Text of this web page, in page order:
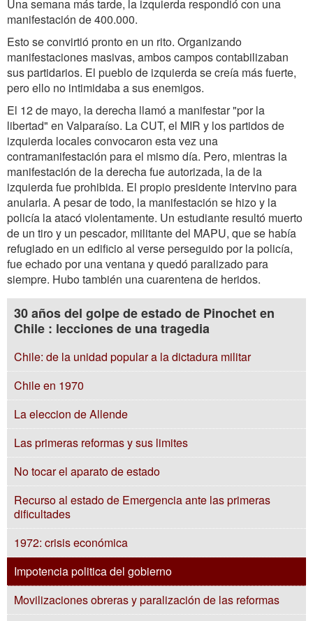
Una semana más tarde, la izquierda respondió con una
manifestación de 400.000.
Esto se convirtió pronto en un rito. Organizando
manifestaciones masivas, ambos campos contabilizaban
sus partidarios. El pueblo de izquierda se creía más fuerte,
pero ello no intimidaba a sus enemigos.
El 12 de mayo, la derecha llamó a manifestar "por la
libertad" en Valparaíso. La CUT, el MIR y los partidos de
izquierda locales convocaron esta vez una
contramanifestación para el mismo día. Pero, mientras la
manifestación de la derecha fue autorizada, la de la
izquierda fue prohibida. El propio presidente intervino para
anularla. A pesar de todo, la manifestación se hizo y la
policía la atacó violentamente. Un estudiante resultó muerto
de un tiro y un pescador, militante del MAPU, que se había
refugiado en un edificio al verse perseguido por la policía,
fue echado por una ventana y quedó paralizado para
siempre. Hubo también una cuarentena de heridos.
30 años del golpe de estado de Pinochet en
Chile : lecciones de una tragedia
Chile: de la unidad popular a la dictadura militar
Chile en 1970
La eleccion de Allende
Las primeras reformas y sus limites
No tocar el aparato de estado
Recurso al estado de Emergencia ante las primeras
dificultades
1972: crisis económica
Impotencia politica del gobierno
Movilizaciones obreras y paralización de las reformas